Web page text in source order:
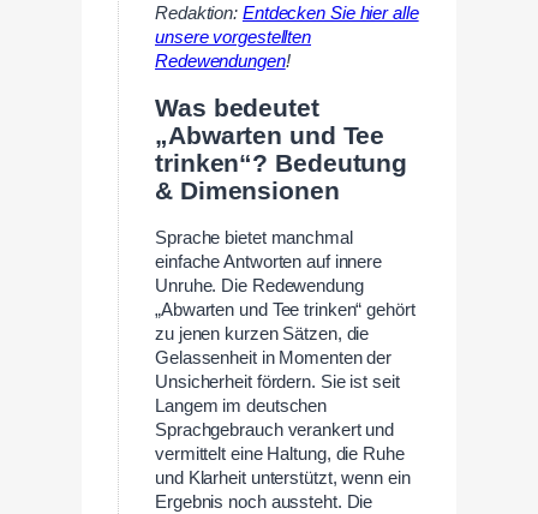
Redaktion: Entdecken Sie hier alle
unsere vorgestellten
Redewendungen!
Was bedeutet
„Abwarten und Tee
trinken“? Bedeutung
& Dimensionen
Sprache bietet manchmal
einfache Antworten auf innere
Unruhe. Die Redewendung
„Abwarten und Tee trinken“ gehört
zu jenen kurzen Sätzen, die
Gelassenheit in Momenten der
Unsicherheit fördern. Sie ist seit
Langem im deutschen
Sprachgebrauch verankert und
vermittelt eine Haltung, die Ruhe
und Klarheit unterstützt, wenn ein
Ergebnis noch aussteht. Die